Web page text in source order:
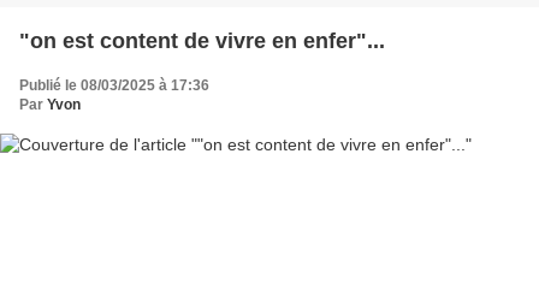
"on est content de vivre en enfer"...
Publié le 08/03/2025 à 17:36
Par Yvon